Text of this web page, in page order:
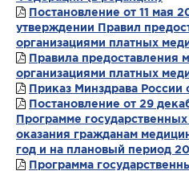
Постановление от 11 мая
утверждении Правил
организациями платных
Правила предоставления
организациями платных
Приказ Минздрава России
Постановление от 29
Программе
оказания гражданам
год и на плановый период
Программа